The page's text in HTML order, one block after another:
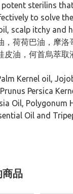
sterilins
to solve
scalp itchy and
，荷荷巴油，摩洛
皮油，何首烏萃取
Kernel oil,
Persica
Oil, Polygonum
Oil and
商品